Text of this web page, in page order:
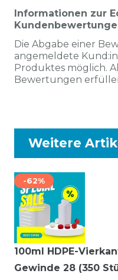
Informationen zur
Die Abgabe einer
angemeldete
Produktes möglich.
Bewertungen
Weitere
-62%
100ml HDPE-
Gewinde 28 (350